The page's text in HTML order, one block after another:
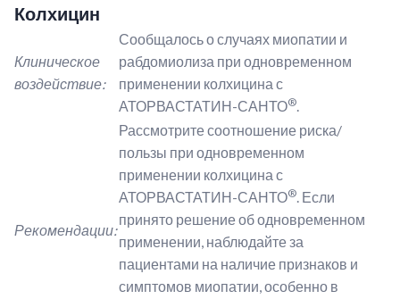
Колхицин
Клиническое
воздействие:
Сообщалось о случаях миопатии и
рабдомиолиза при одновременном
применении колхицина с
АТОРВАСТАТИН-САНТО®.
Рекомендации:
Рассмотрите соотношение риска/
пользы при одновременном
применении колхицина с
АТОРВАСТАТИН-САНТО®. Если
принято решение об одновременном
применении, наблюдайте за
пациентами на наличие признаков и
симптомов миопатии, особенно в